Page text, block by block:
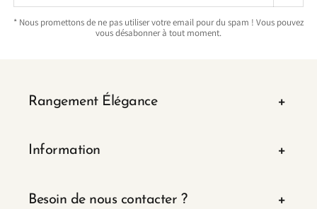
* Nous promettons de ne pas utiliser votre email pour du spam ! Vous pouvez
vous désabonner à tout moment.
Rangement Élégance
Information
Besoin de nous contacter ?